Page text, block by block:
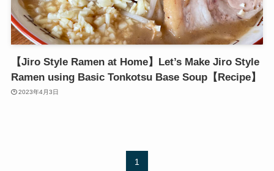
【Jiro Style Ramen at Home】Let’s Make Jiro Style
Ramen using Basic Tonkotsu Base Soup【Recipe】
2023年4月3日
1